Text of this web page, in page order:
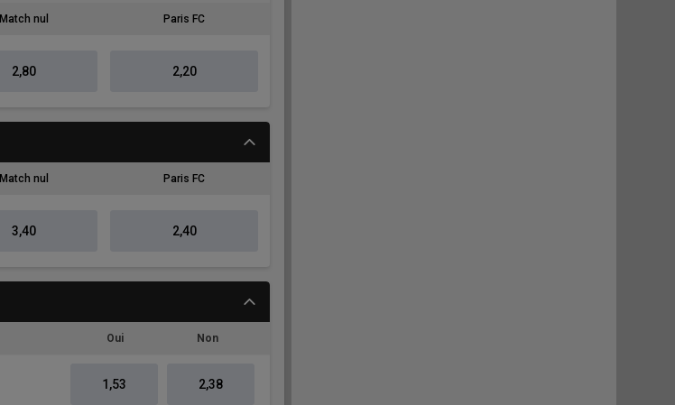
Match nul Paris FC
2,80 2,20
Match nul Paris FC
3,40 2,40
Oui Non
1,53 2,38